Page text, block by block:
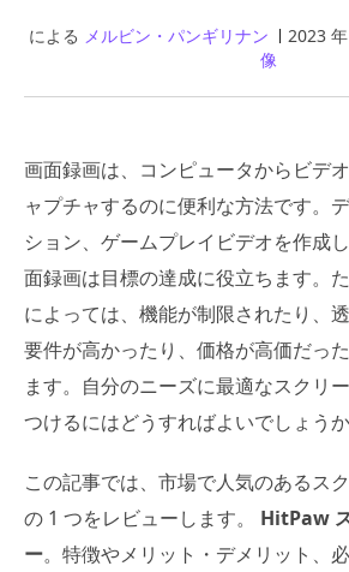
による メルビン・パンギリナン 2023
像
画面録画は、コンピュータからビデ
ャプチャするのに便利な方法です。
ション、ゲームプレイビデオを作成
面録画は目標の達成に役立ちます。
によっては、機能が制限されたり、
要件が高かったり、価格が高価だっ
ます。自分のニーズに最適なスクリ
つけるにはどうすればよいでしょう
この記事では、市場で人気のあるス
の 1 つをレビューします。 HitPaw
ー。特徴やメリット・デメリット、